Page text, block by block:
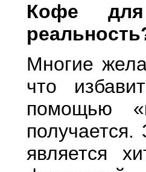
Кофе
Многие
что
помощью
является